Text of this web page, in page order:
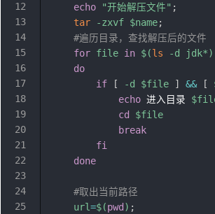
echo
"开始解压文件" ;
tar
-zxvf $name;
#遍历目录，查找解压后的文件
for file in $(ls -d jdk*)
do
if
[ -d $file ] && [
echo 进入目录
cd
$file
break
fi
done
#取出当前路径
url=$(pwd ) ;